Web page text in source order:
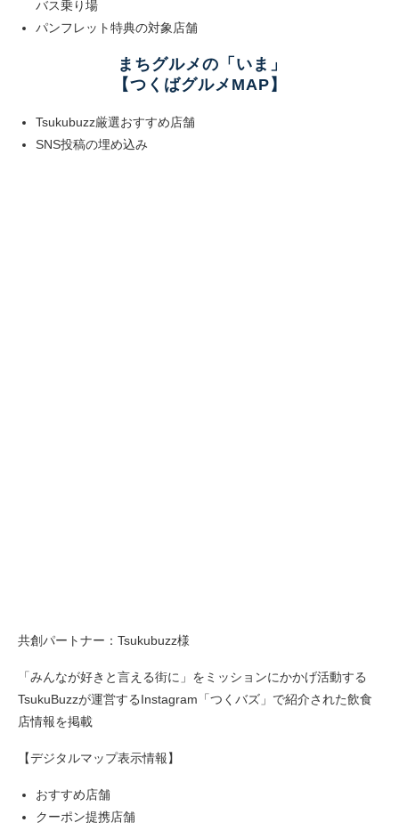
バス乗り場
パンフレット特典の対象店舗
まちグルメの「いま」
【つくばグルメMAP】
Tsukubuzz厳選おすすめ店舗
SNS投稿の埋め込み
共創パートナー：Tsukubuzz様
「みんなが好きと言える街に」をミッションにかかげ活動する
TsukuBuzzが運営するInstagram「つくバズ」で紹介された飲食
店情報を掲載
【デジタルマップ表示情報】
おすすめ店舗
クーポン提携店舗